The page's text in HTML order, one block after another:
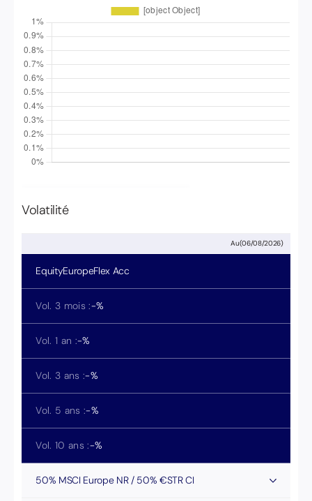
Volatilité
Au(06/08/2026)
EquityEuropeFlex Acc
Vol. 3 mois :-%
Vol. 1 an :-%
Vol. 3 ans :-%
Vol. 5 ans :-%
Vol. 10 ans :-%
50% MSCI Europe NR / 50% €STR CI